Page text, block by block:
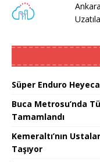
Süper Enduro
Buca Metrosu’nda
Tamamlandı
Kemeraltı’nın
Taşıyor